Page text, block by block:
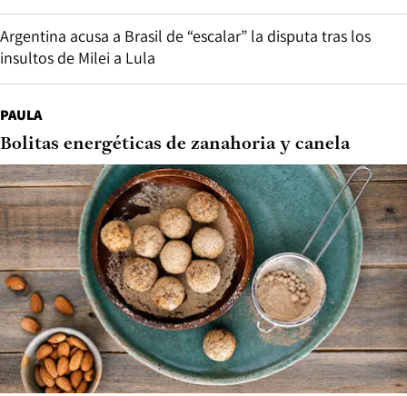
Argentina acusa a Brasil de “escalar” la disputa tras los
insultos de Milei a Lula
PAULA
Bolitas energéticas de zanahoria y canela